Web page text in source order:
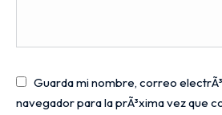
Guarda mi nombre, correo
navegador para la prÃ³xima vez que